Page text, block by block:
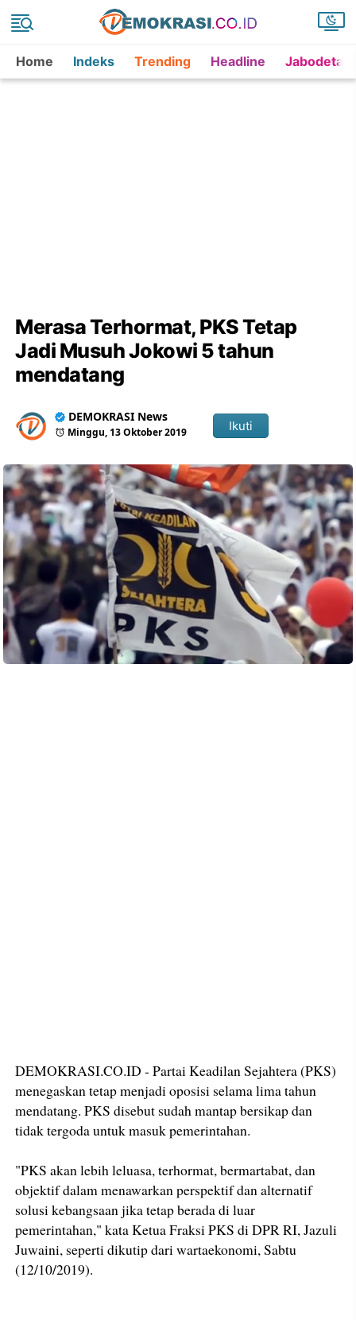
Home Indeks Trending Headline
Merasa Terhormat, PKS Tetap
Jadi Musuh Jokowi 5 tahun
mendatang
DEMOKRASI News
Minggu, 13 Oktober 2019 Ikuti
DEMOKRASI.CO.ID - Partai Keadilan Sejahtera (PKS)
menegaskan tetap menjadi oposisi selama lima tahun
mendatang. PKS disebut sudah mantap bersikap dan
tidak tergoda untuk masuk pemerintahan.
"PKS akan lebih leluasa, terhormat, bermartabat, dan
objektif dalam menawarkan perspektif dan alternatif
solusi kebangsaan jika tetap berada di luar
pemerintahan," kata Ketua Fraksi PKS di DPR RI, Jazuli
Juwaini, seperti dikutip dari wartaekonomi, Sabtu
(12/10/2019).